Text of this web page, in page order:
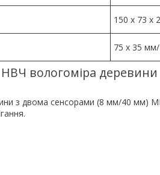
150 x 73 x
75 x 35
НВЧ вологоміра
з двома сенсорами (8 мм/40 мм)